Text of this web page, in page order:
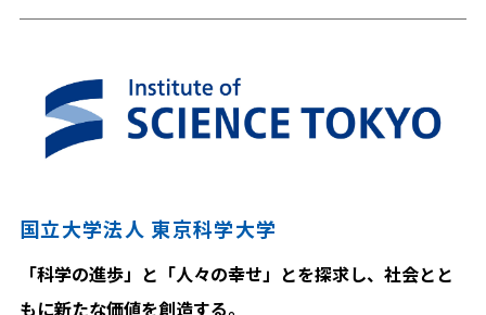
国立大学法人 東京科学大学
「科学の進歩」と「人々の幸せ」とを探求し、社会とと
もに新たな価値を創造する。